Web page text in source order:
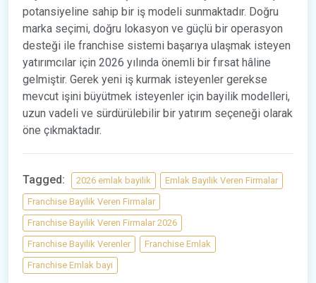
potansiyeline sahip bir iş modeli sunmaktadır. Doğru
marka seçimi, doğru lokasyon ve güçlü bir operasyon
desteği ile franchise sistemi başarıya ulaşmak isteyen
yatırımcılar için 2026 yılında önemli bir fırsat hâline
gelmiştir. Gerek yeni iş kurmak isteyenler gerekse
mevcut işini büyütmek isteyenler için bayilik modelleri,
uzun vadeli ve sürdürülebilir bir yatırım seçeneği olarak
öne çıkmaktadır.
Tagged: 2026 emlak bayilik
Emlak Bayilik Veren Firmalar
Franchise Bayilik Veren Firmalar
Franchise Bayilik Veren Firmalar 2026
Franchise Bayilik Verenler
Franchise Emlak
Franchise Emlak bayi